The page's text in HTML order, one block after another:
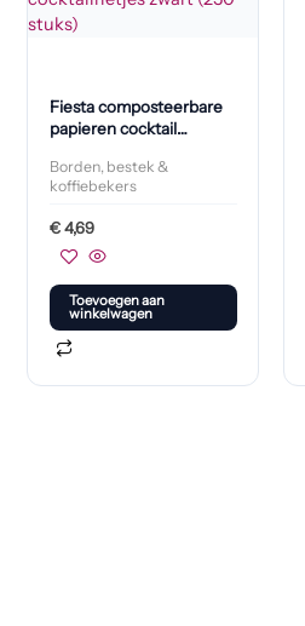
Fiesta composteerbare
papieren cocktail
stuks)
Borden, bestek &
koffiebekers
€4,69
Toevoegen aan
winkelwagen